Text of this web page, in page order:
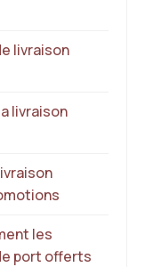
livraison
livraison
les
port offerts